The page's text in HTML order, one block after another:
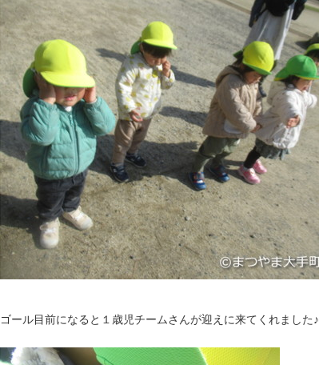
ゴール目前になると１歳児チームさんが迎えに来てくれました♪